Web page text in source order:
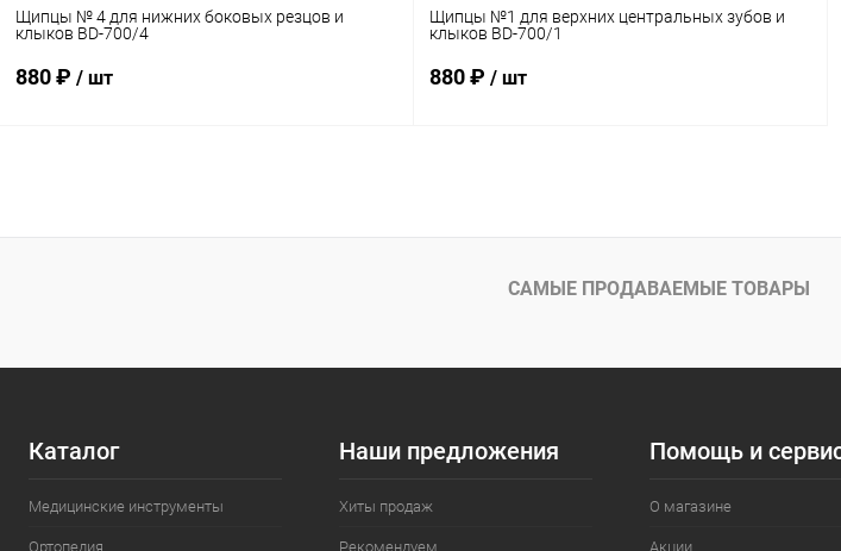
Щипцы № 4 для нижних боковых резцов и
клыков BD-700/4
880 ₽ / шт
Купить в 1 клик Сравнение
Щипцы №1 для верхних центральных зубов и
клыков BD-700/1
880 ₽ / шт
Купить в 1 клик Сравнение
В избранное В наличии
САМЫЕ ПРОДАВАЕМЫЕ ТОВАРЫ
Каталог
Медицинские инструменты
Ортопедия
Наши предложения
Хиты продаж
Рекомендуем
Помощь и
О магазине
Акции